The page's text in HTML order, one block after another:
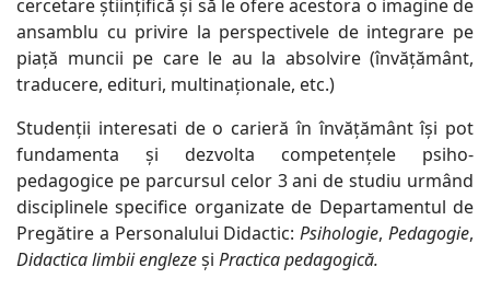
cercetare științifică și să le ofere acestora o imagine de
ansamblu cu privire la perspectivele de integrare pe
piață muncii pe care le au la absolvire (învățământ,
traducere, edituri, multinaționale, etc.)
Studenții interesati de o carieră în învățământ își pot
fundamenta și dezvolta competențele psiho-
pedagogice pe parcursul celor 3 ani de studiu urmând
disciplinele specifice organizate de Departamentul de
Pregătire a Personalului Didactic:Psihologie,Pedagogie,
Didactica limbii englezeși Practica pedagogică.